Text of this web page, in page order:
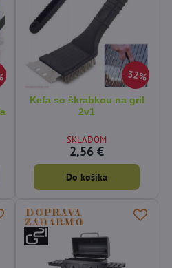
32%
Kefa so škrabkou na gril
2v1
SKLADOM
2,56 €
Do košíka